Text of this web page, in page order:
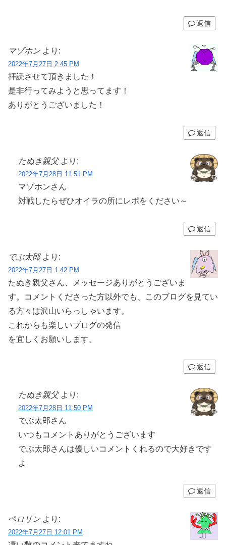
返信
マゾホン より:
2022年7月27日 2:45 PM
拝読させて頂きました！
是非行ってみようと思ってます！
ありがとうございました！
返信
たぬき親父 より:
2022年7月28日 11:51 PM
マゾホンさん
対戦したらぜひオイラの所にレポをください～
返信
でぶ太郎 より:
2022年7月27日 1:42 PM
たぬき親父さん、メッセージありがとうございま
す。コメントくださった方以外でも、このブログを見てい
る方々は沢山いらっしゃいます。
これからも楽しいブログの発信
を宜しくお願いします。
返信
たぬき親父 より:
2022年7月28日 11:50 PM
でぶ太郎さん
いつもコメントありがとうございます
でぶ太郎さんは優しいコメントくれるので大好きです
よ
返信
ペロリン より:
2022年7月27日 12:01 PM